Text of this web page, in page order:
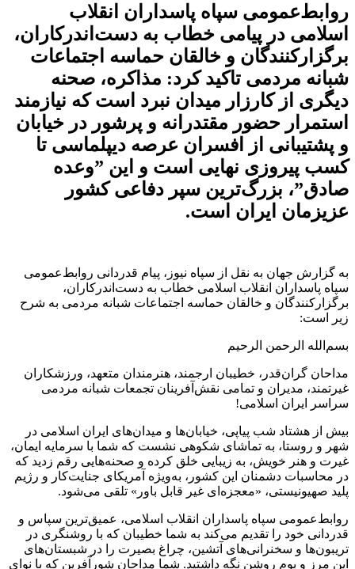
روابط‌عمومی سپاه پاسداران انقلاب
اسلامی در پیامی خطاب به دست‌اندرکاران،
برگزارکنندگان و خالقان حماسه اجتماعات
شبانه مردمی تاکید کرد: مذاکره، صحنه
دیگری از کارزار میدان نبرد است که نیازمند
استمرار حضور مقتدرانه و پرشور در خیابان
و پشتیبانی از افسران عرصه دیپلماسی تا
کسب پیروزی نهایی است و این ”وعده
صادق”، بزرگ‌ترین سپر دفاعی کشور
عزیزمان ایران است.
به گزارش جهان به نقل از سپاه نیوز، پیام قدردانی روابط‌عمومی
سپاه پاسداران انقلاب اسلامی خطاب به دست‌اندرکاران،
برگزارکنندگان و خالقان حماسه اجتماعات شبانه مردمی به شرح
زیر است: ‌
بسم‌الله الرحمن الرحیم
مداحان گران‌قدر، خطیبان ارجمند، هنرمندان متعهد، ورزشکاران
غیرتمند، مدیران و تمامی نقش‌آفرینان تجمعات شبانه مردمی
سراسر ایران اسلامی!
بیش از هشتاد شب پیاپی، خیابان‌ها و میدان‌های ایران اسلامی در
شهر و روستا، به تماشای شکوهی نشست که شما با سرمایه ایمان،
غیرت و هنر خویش، به زیبایی خلق کرده و صحنه‌هایی رقم زدید که
در محاسبات دشمنان این کشور، به‌ویژه آمریکای جنایت‌کار و رژیم
پلید صهیونیستی، «معجزه‌ای غیر قابل باور» تلقی می‌شود.
روابط‌عمومی سپاه پاسداران انقلاب اسلامی، عمیق‌ترین سپاس و
قدردانی خود را تقدیم می‌کند به شما خطیبان که با روشنگری در
تریبون‌ها و سخنرانی‌های آتشین، چراغ بصیرت را در شبستان‌های
این مرز و بوم روشن نگه داشتید. شما مداحان شورآفرین که با نوای